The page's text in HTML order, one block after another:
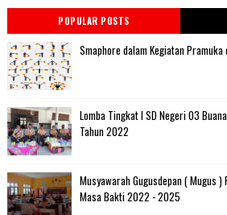
POPULAR POSTS
Smaphore dalam Kegiatan
Lomba Tingkat I SD Negeri 03
Tahun 2022
Musyawarah Gugusdepan ( Mugus
Masa Bakti 2022 - 2025